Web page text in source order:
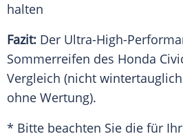
halten
Fazit: Der Ultra-High-
Sommerreifen des Honda
Vergleich (nicht
ohne Wertung).
* Bitte beachten Sie die für